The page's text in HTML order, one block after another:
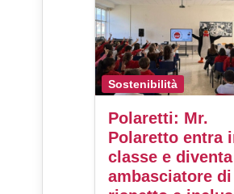
Sostenibilità
Polaretti: Mr.
Polaretto entra
classe e diventa
ambasciatore di